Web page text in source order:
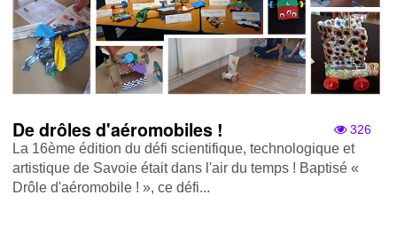
326
De drôles d'aéromobiles !
La 16ème édition du défi scientifique, technologique et
artistique de Savoie était dans l'air du temps ! Baptisé «
Drôle d'aéromobile ! » , ce défi...